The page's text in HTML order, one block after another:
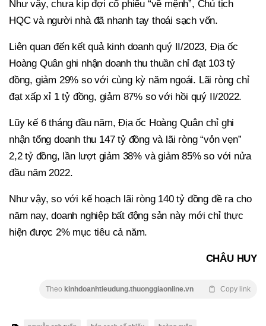
Như vậy, chưa kịp đợi cổ phiếu “về mệnh”, Chủ tịch
HQC và người nhà đã nhanh tay thoái sạch vốn.
Liên quan đến kết quả kinh doanh quý II/2023, Địa ốc
Hoàng Quân ghi nhận doanh thu thuần chỉ đạt 103 tỷ
đồng, giảm 29% so với cùng kỳ năm ngoái. Lãi ròng chỉ
đạt xấp xỉ 1 tỷ đồng, giảm 87% so với hồi quý II/2022.
Lũy kế 6 tháng đầu năm, Địa ốc Hoàng Quân chỉ ghi
nhận tổng doanh thu 147 tỷ đồng và lãi ròng “vỏn vẹn”
2,2 tỷ đồng, lần lượt giảm 38% và giảm 85% so với nửa
đầu năm 2022.
Như vậy, so với kế hoạch lãi ròng 140 tỷ đồng đề ra cho
năm nay, doanh nghiệp bất động sản này mới chỉ thực
hiện được 2% mục tiêu cả năm.
CHÂU HUY
Theo kinhdoanhtieudung.thuonggiaonline.vn Copy link